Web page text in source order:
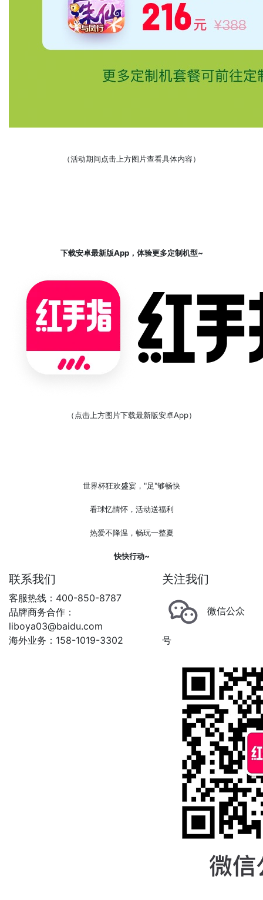
（活动期间点击上方图片查看具体内容）
下载安卓最新版App，体验更多定制机型~
（点击上方图片下载最新版安卓App）
世界杯狂欢盛宴，"足"够畅快
看球忆情怀，活动送福利
热爱不降温，畅玩一整夏
快快行动~
联系我们
客服热线：400-850-8787
品牌商务合作：
liboya03@baidu.com
海外业务：158-1019-3302
关注我们
微信公众
号